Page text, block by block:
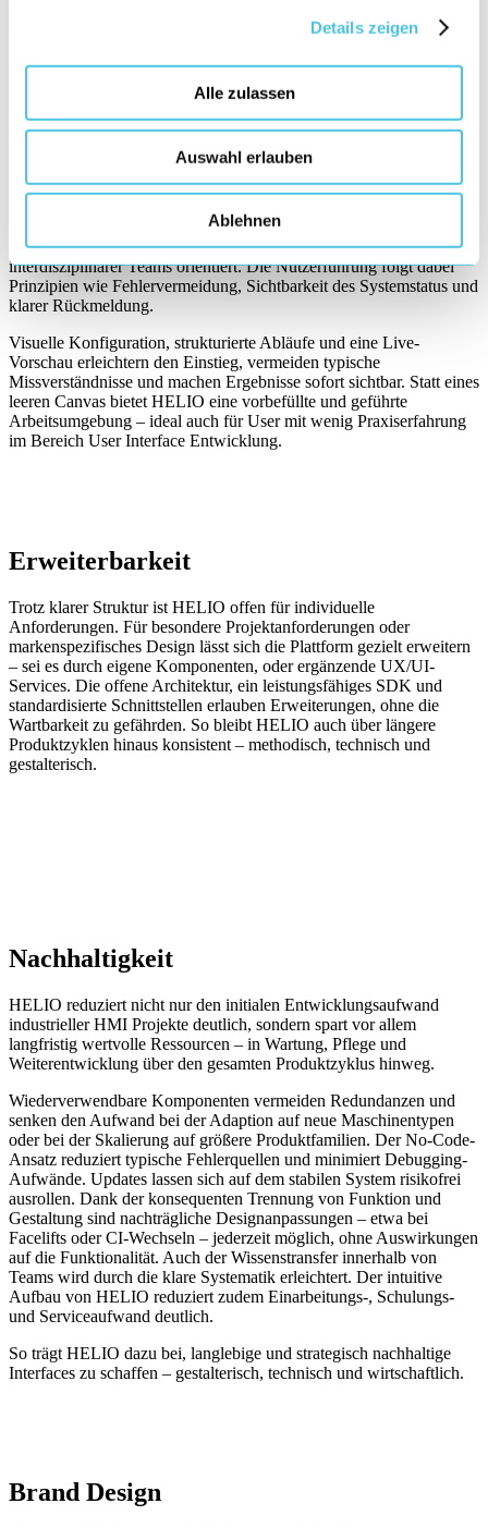
Details zeigen
Alle zulassen
Auswahl erlauben
Ablehnen
Entwicklungsumgebung
Die HELIO IDE bildet den Gestaltungs- und Konfigurationsprozess
ab – mit einer Oberfläche, die sich an den Anforderungen
interdisziplinärer Teams orientiert. Die Nutzerführung folgt dabei
Prinzipien wie Fehlervermeidung, Sichtbarkeit des Systemstatus und
klarer Rückmeldung.
Visuelle Konfiguration, strukturierte Abläufe und eine Live-
Vorschau erleichtern den Einstieg, vermeiden typische
Missverständnisse und machen Ergebnisse sofort sichtbar. Statt eines
leeren Canvas bietet HELIO eine vorbefüllte und geführte
Arbeitsumgebung – ideal auch für User mit wenig Praxiserfahrung
im Bereich User Interface Entwicklung.
Erweiterbarkeit
Trotz klarer Struktur ist HELIO offen für individuelle
Anforderungen. Für besondere Projektanforderungen oder
markenspezifisches Design lässt sich die Plattform gezielt erweitern
– sei es durch eigene Komponenten, oder ergänzende UX/UI-
Services. Die offene Architektur, ein leistungsfähiges SDK und
standardisierte Schnittstellen erlauben Erweiterungen, ohne die
Wartbarkeit zu gefährden. So bleibt HELIO auch über längere
Produktzyklen hinaus konsistent – methodisch, technisch und
gestalterisch.
Nachhaltigkeit
HELIO reduziert nicht nur den initialen Entwicklungsaufwand
industrieller HMI Projekte deutlich, sondern spart vor allem
langfristig wertvolle Ressourcen – in Wartung, Pflege und
Weiterentwicklung über den gesamten Produktzyklus hinweg.
Wiederverwendbare Komponenten vermeiden Redundanzen und
senken den Aufwand bei der Adaption auf neue Maschinentypen
oder bei der Skalierung auf größere Produktfamilien. Der No-Code-
Ansatz reduziert typische Fehlerquellen und minimiert Debugging-
Aufwände. Updates lassen sich auf dem stabilen System risikofrei
ausrollen. Dank der konsequenten Trennung von Funktion und
Gestaltung sind nachträgliche Designanpassungen – etwa bei
Facelifts oder CI-Wechseln – jederzeit möglich, ohne Auswirkungen
auf die Funktionalität. Auch der Wissenstransfer innerhalb von
Teams wird durch die klare Systematik erleichtert. Der intuitive
Aufbau von HELIO reduziert zudem Einarbeitungs-, Schulungs-
und Serviceaufwand deutlich.
So trägt HELIO dazu bei, langlebige und strategisch nachhaltige
Interfaces zu schaffen – gestalterisch, technisch und wirtschaftlich.
Brand Design